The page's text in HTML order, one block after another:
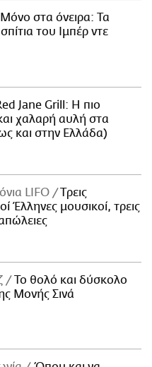
στα όνειρα: Τα
του Ιμπέρ ντε
Jane Grill: Η πιο
χαλαρή αυλή στα
και στην Ελλάδα)
LIFO
Tρεις
Έλληνες μουσικοί, τρεις
Το θολό και δύσκολο
Μονής Σινά